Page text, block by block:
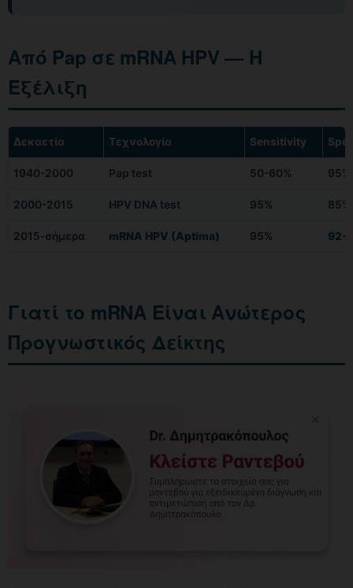
Από Pap σε mRNA HPV — Η
Εξέλιξη
Δεκαετία Τεχνολογία Sensitivity
1940-2000 Pap test 50-60% 95%
2000-2015 HPV DNA test 95% 85%
2015-σήμερα mRNA HPV (Aptima) 95% 92-
Γιατί το mRNA Είναι Ανώτερος
Προγνωστικός Δείκτης